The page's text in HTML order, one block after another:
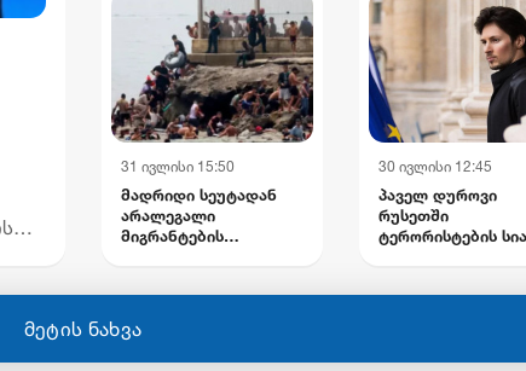
დაზიანებულია
ინფრასტრუქტურა
31 ივლისი 15:50
მადრიდი სეუტადან
არალეგალი
მიგრანტების
ესპანეთის შენგენის
გარიცხვაზე
საუბრობენ
30 ივლისი 12:45
პაველ დუროვი
რუსეთში
ტერორისტების
მეტის ნახვა